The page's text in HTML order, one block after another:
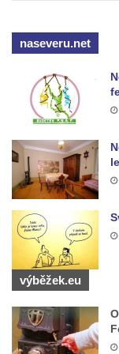
Boží muka u
Labem
Kříž v centru
Kříž na návsi v
Boží muka na
Kříž na návsi v
Kříž na návsi
Kříž u domu čp.
Kříž u polní
Údajný kříž na
Centrální kříž
Kříž východně
naseveru.net
výběžek.eu